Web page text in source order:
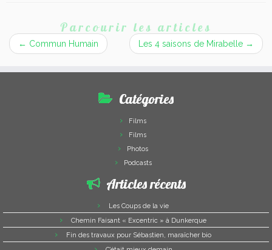
Parcourir les articles
← Commun Humain Les 4 saisons de Mirabelle →
Catégories
Films
Films
Photos
Podcasts
Articles récents
Les Coups de la vie
Chemin Faisant « Excentric » à Dunkerque
Fin des travaux pour Sébastien, maraîcher bio